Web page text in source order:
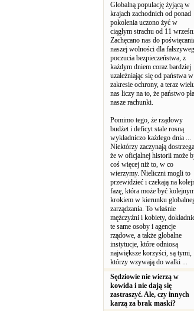
Globalną populację żyjącą w
krajach zachodnich od ponad
pokolenia uczono żyć w
ciągłym strachu od 11
Zachęcano nas do
naszej wolności dla
poczucia bezpieczeństwa, z
każdym dniem coraz bardziej
uzależniając się od państwa w
zakresie ochrony, a teraz
nas liczy na to, że państwo
nasze rachunki.
Pomimo tego, że rządowy
budżet i deficyt stale rosną
wykładniczo każdego dnia ...
Niektórzy zaczynają
że w oficjalnej historii może
coś więcej niż to, w co
wierzymy. Nieliczni mogli to
przewidzieć i czekają na
fazę, która może być
krokiem w kierunku
zarządzania. To właśnie
mężczyźni i kobiety,
te same osoby i agencje
rządowe, a także globalne
instytucje, które odniosą
największe korzyści, są tymi,
którzy wzywają do walki ...
Sędziowie nie wierzą w
kowida i nie dają się
zastraszyć. Ale, czy innych
karzą za brak maski?